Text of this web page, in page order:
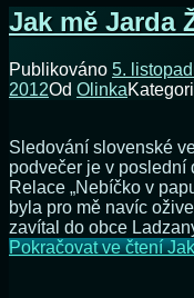
Jak mě Jarda
Publikováno 5.
2012Od Olinka
Sledování slovenské
podvečer je v poslední
Relace „Nebíčko v
byla pro mě navíc
zavítal do obce
Pokračovat ve čtení